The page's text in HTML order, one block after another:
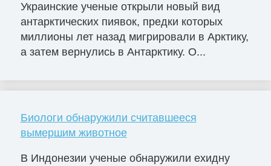
Украинские ученые открыли новый вид
антарктических пиявок, предки которых
миллионы лет назад мигрировали в Арктику,
а затем вернулись в Антарктику. О...
Биологи обнаружили считавшееся
вымершим животное
В Индонезии ученые обнаружили ехидну